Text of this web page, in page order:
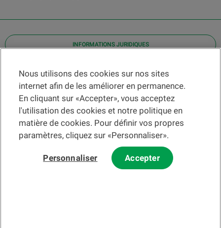
INFORMATIONS JURIDIQUES
Contact
Localiser une agence
Aide
Actualités
Taux de change
Nous utilisons des cookies sur nos sites
internet afin de les améliorer en permanence.
En cliquant sur «Accepter», vous acceptez
l'utilisation des cookies et notre politique en
matière de cookies. Pour définir vos propres
paramètres, cliquez sur «Personnaliser».
Personnaliser Accepter